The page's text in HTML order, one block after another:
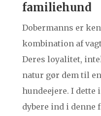
familiehund
Dobermanns er
kombination af
Deres loyalitet,
natur gør dem til
hundeejere. I
dybere ind i denne